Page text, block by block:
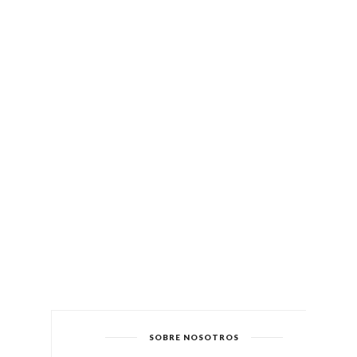
SOBRE NOSOTROS